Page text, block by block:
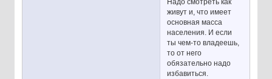
Надо смотреть как
живут и, что имеет
основная масса
населения. И если
ты чем-то владеешь,
то от него
обязательно надо
избавиться.